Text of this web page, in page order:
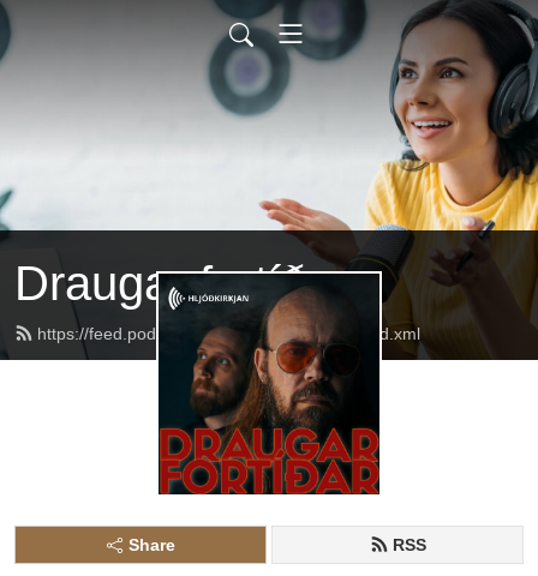
Draugar fortíðar
https://feed.podbean.com/draugarfortidar/feed.xml
Share RSS